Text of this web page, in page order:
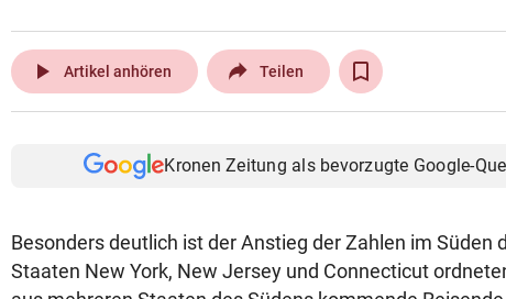
play_arrow Artikel anhören Teilen
Kronen Zeitung als bevorzugte Google-
Besonders deutlich ist der Anstieg der Zahlen im Süden
Staaten New York, New Jersey und Connecticut